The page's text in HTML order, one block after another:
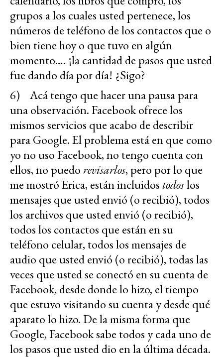
grupos a los cuales usted pertenece, los
números de teléfono de los contactos que o
bien tiene hoy o que tuvo en algún
momento…. ¡la cantidad de pasos que usted
fue dando día por día! ¿Sigo?
6) Acá tengo que hacer una pausa para
una observación. Facebook ofrece los
mismos servicios que acabo de describir
para Google. El problema está en que como
yo no uso Facebook, no tengo cuenta con
ellos, no puedo revisarlos, pero por lo que
me mostró Erica, están incluidostodoslos
mensajes que usted envió (o recibió), todos
los archivos que usted envió (o recibió),
todos los contactos que están en su
teléfono celular, todos los mensajes de
audio que usted envió (o recibió), todas las
veces que usted se conectó en su cuenta de
Facebook, desde donde lo hizo, el tiempo
que estuvo visitando su cuenta y desde qué
aparato lo hizo. De la misma forma que
Google, Facebook sabe todos y cada uno de
los pasos que usted dio en la última década.